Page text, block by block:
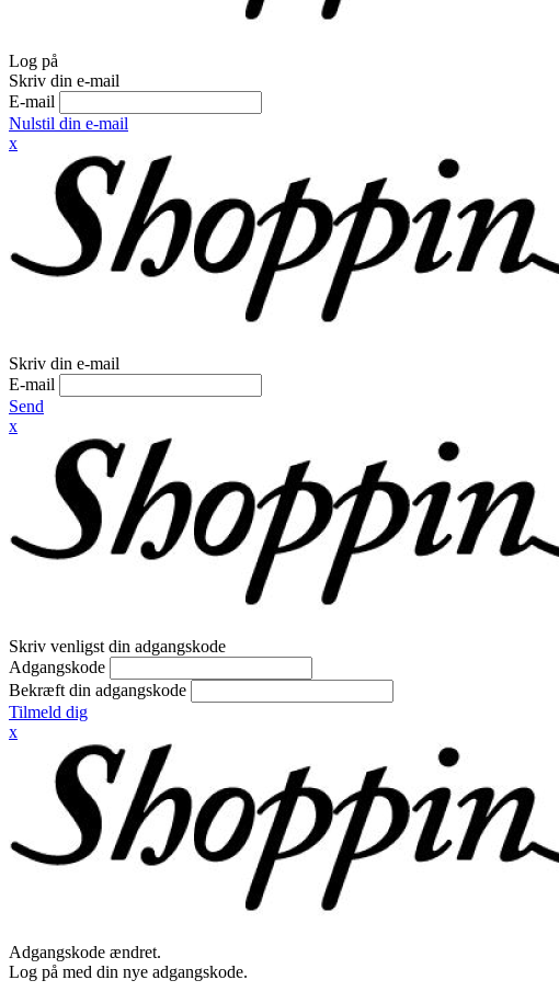
Log på
Skriv din e-mail
E-mail
Nulstil din e-mail
x
Skriv din e-mail
E-mail
Send
x
Skriv venligst din adgangskode
Adgangskode
Bekræft din adgangskode
Tilmeld dig
x
Adgangskode ændret.
Log på med din nye adgangskode.